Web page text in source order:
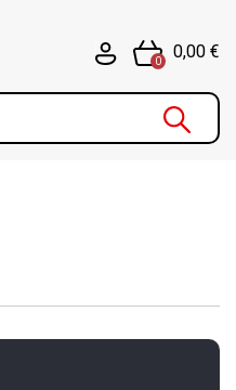
0
0,00 €